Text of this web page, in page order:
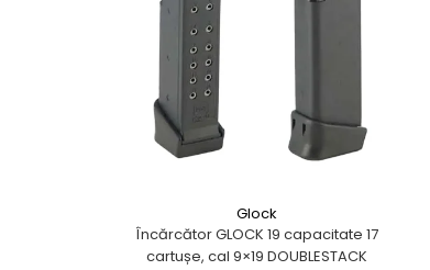
Glock
Încărcător GLOCK 19 capacitate 17
cartușe, cal 9×19 DOUBLESTACK